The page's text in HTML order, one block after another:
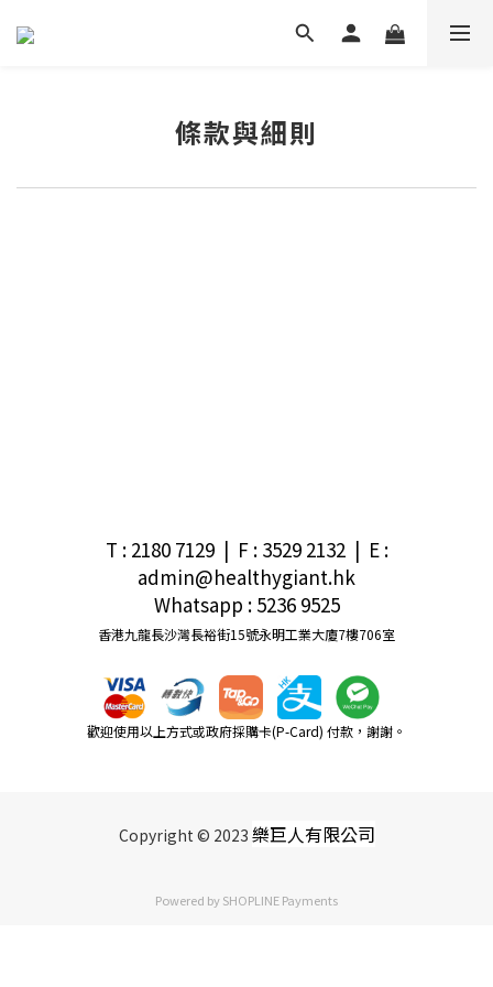
條款與細則
T : 2180 7129 | F : 3529 2132| E:
admin@healthygiant.hk
Whatsapp : 5236 9525
香港九龍長沙灣長裕街15號永明工業大廈7樓706室
歡迎使用以上方式或政府採購卡(P-Card) 付款，謝謝。
Copyright © 2023 樂巨人有限公司
Powered bySHOPLINE Payments